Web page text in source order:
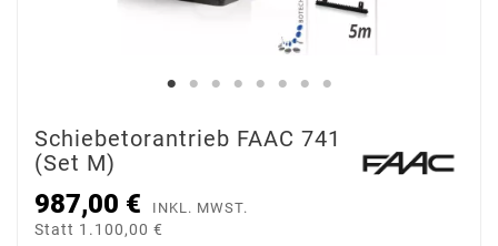
Schiebetorantrieb FAAC 741
(Set M)
987,00 € INKL. MWST.
Statt 1.100,00 €